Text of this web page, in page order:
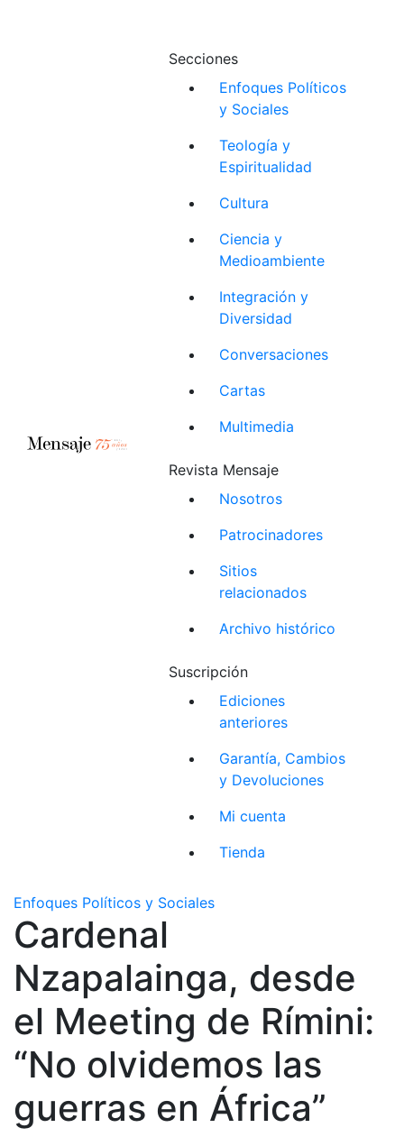
Secciones
Enfoques Políticos
y Sociales
Teología y
Espiritualidad
Cultura
Ciencia y
Medioambiente
Integración y
Diversidad
Conversaciones
Cartas
Multimedia
Revista Mensaje
Nosotros
Patrocinadores
Sitios
relacionados
Archivo histórico
Suscripción
Ediciones
anteriores
Garantía, Cambios
y Devoluciones
Mi cuenta
Tienda
Enfoques Políticos y Sociales
Cardenal
Nzapalainga, desde
el Meeting de Rímini:
“No olvidemos las
guerras en África”